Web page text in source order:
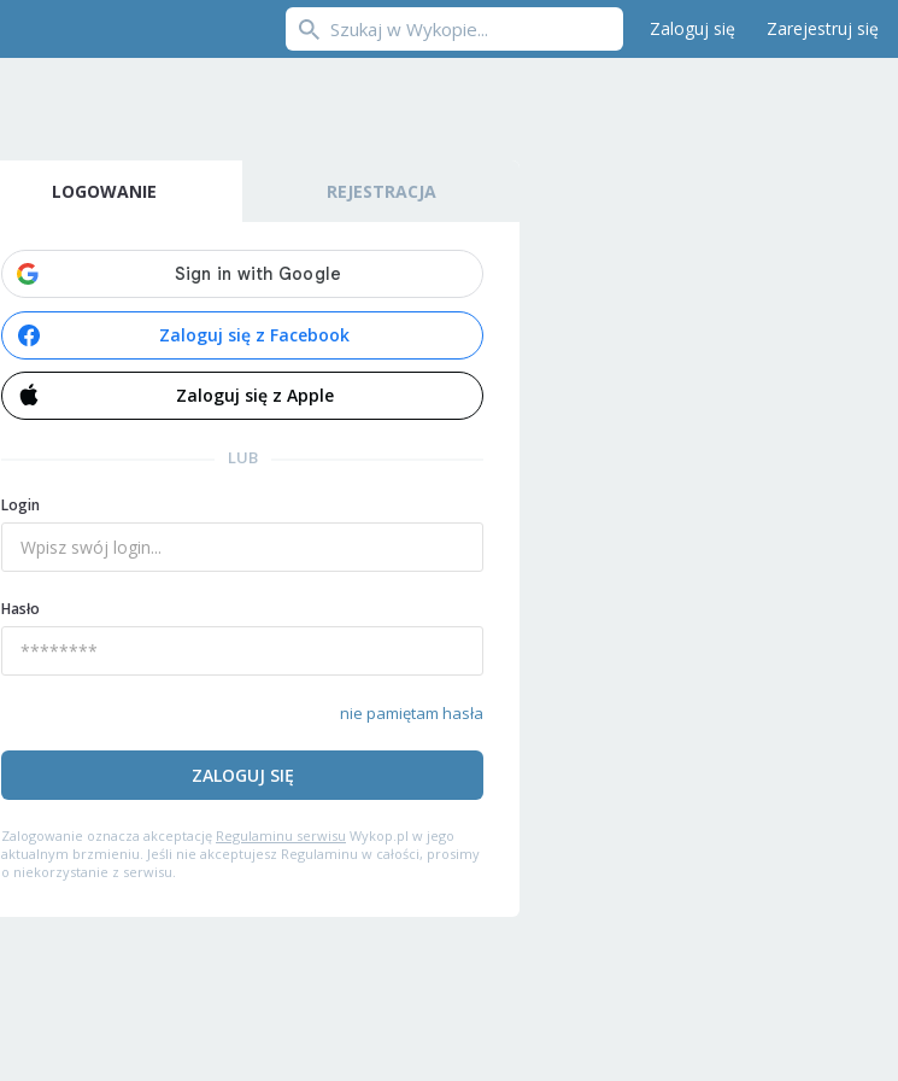
Zaloguj się Zarejestruj się
LOGOWANIE REJESTRACJA
Zaloguj się z Facebook
Zaloguj się z Apple
LUB
Login
Hasło
nie pamiętam hasła
ZALOGUJ SIĘ
Zalogowanie oznacza akceptację Regulaminu serwisu Wykop.pl w jego
aktualnym brzmieniu. Jeśli nie akceptujesz Regulaminu w całości, prosimy
o niekorzystanie z serwisu.